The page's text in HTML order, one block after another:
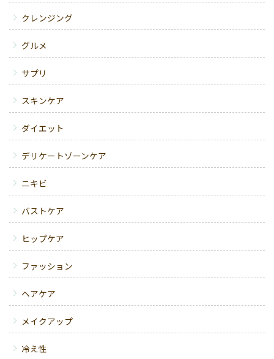
クレンジング
グルメ
サプリ
スキンケア
ダイエット
デリケートゾーンケア
ニキビ
バストケア
ヒップケア
ファッション
ヘアケア
メイクアップ
冷え性